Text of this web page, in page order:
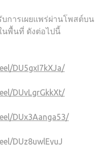
การเผยแพร่ผ่านโพสต์บน
นพื้นที่ ดังต่อไปนี้
DU5gxI7kXJa/
DUvLgrGkkXt/
DUx3Aanga53/
DUz8uwlEyuJ